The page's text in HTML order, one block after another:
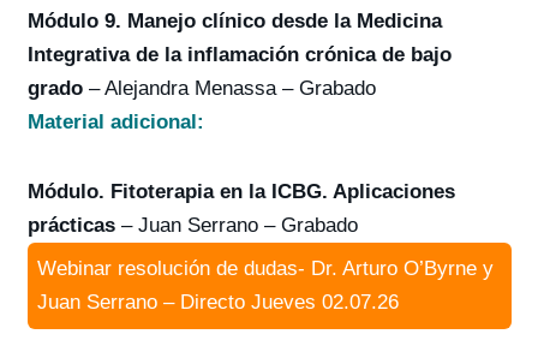
Módulo 9. Manejo clínico desde la Medicina
Integrativa de la inflamación crónica de bajo
grado– Alejandra Menassa – Grabado
Material adicional:
Módulo. Fitoterapia en la ICBG. Aplicaciones
prácticas– Juan Serrano – Grabado
Webinar resolución de dudas- Dr. Arturo O’Byrne y
Juan Serrano – Directo Jueves 02.07.26